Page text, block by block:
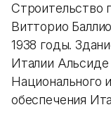
Строительство
Витторио
1938 годы.
Италии
Национального
обеспечения